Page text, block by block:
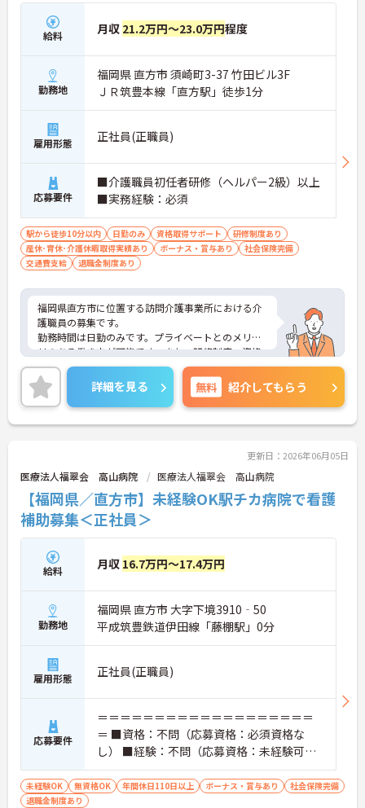
給料 月収 21.2万円～23.0万円程度
勤務地
福岡県 直方市 須崎町3-37 竹田ビル3F
ＪＲ筑豊本線「直方駅」徒歩1分
雇用形態 正社員(正職員)
応募要件
■介護職員初任者研修（ヘルパー2級）以上
■実務経験：必須
駅から徒歩10分以内 日勤のみ 資格取得サポート
研修制度あり
産休･育休･介護休暇取得実績あり
ボーナス・賞与あり
社会保険完備
交通費支給
退職金制度あり
福岡県直方市に位置する訪問介護事業所における介
護職員の募集です。
勤務時間は日勤のみです。プライベートとのメリハ
リのある働き方が可能です。また、研修制度・資格
取得支援制度があり、働きながらスキルアップが目
指せる環境環境です。
ご興味のある方には、面接対策ポイントなど、さら
に詳細をご案内しますのでお気軽にご相談くださ
い！
詳細を見る 無料 紹介してもらう
更新日：2026年06月05日
医療法人福翠会 高山病院 医療法人福翠会 高山病院
【福岡県／直方市】未経験OK駅チカ病院で看護
補助募集＜正社員＞
給料 月収 16.7万円～17.4万円
勤務地
福岡県 直方市 大字下境3910‐50
平成筑豊鉄道伊田線「藤棚駅」0分
雇用形態 正社員(正職員)
応募要件
＝＝＝＝＝＝＝＝＝＝＝＝＝＝＝＝＝＝＝
＝ ■資格：不問（応募資格：必須資格な
し） ■経験：不問（応募資格：未経験可）
＝＝＝＝＝＝＝＝＝＝＝＝＝＝＝＝＝＝＝
＝
未経験OK 無資格OK 年間休日110日以上 ボーナス・賞与あり
社会保険完備
退職金制度あり